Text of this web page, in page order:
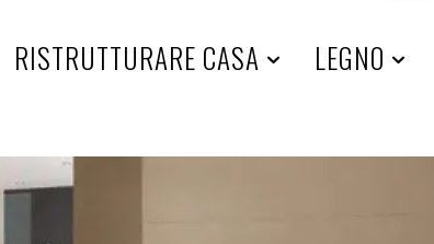
RISTRUTTURARE CASA LEGNO